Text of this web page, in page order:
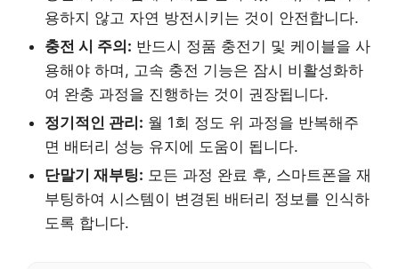
용하지 않고 자연 방전시키는 것이 안전합니다.
충전 시 주의: 반드시 정품 충전기 및 케이블을 사
용해야 하며, 고속 충전 기능은 잠시 비활성화하
여 완충 과정을 진행하는 것이 권장됩니다.
정기적인 관리: 월 1회 정도 위 과정을 반복해주
면 배터리 성능 유지에 도움이 됩니다.
단말기 재부팅: 모든 과정 완료 후, 스마트폰을 재
부팅하여 시스템이 변경된 배터리 정보를 인식하
도록 합니다.